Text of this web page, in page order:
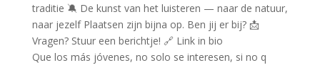
Que los más jóvenes, no solo se interesen, si no q